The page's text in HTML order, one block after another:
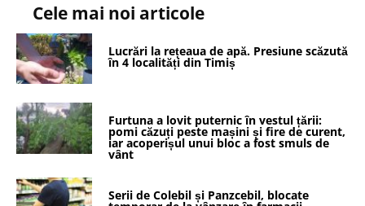
Cele mai noi articole
Lucrări la rețeaua de apă. Presiune scăzută
în 4 localități din Timiș
Furtuna a lovit puternic în vestul țării:
pomi căzuți peste mașini și fire de curent,
iar acoperișul unui bloc a fost smuls de
vânt
Serii de Colebil și Panzcebil, blocate